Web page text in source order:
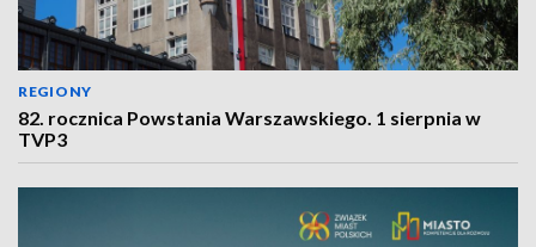
REGIONY
82. rocznica Powstania Warszawskiego. 1 sierpnia w
TVP3